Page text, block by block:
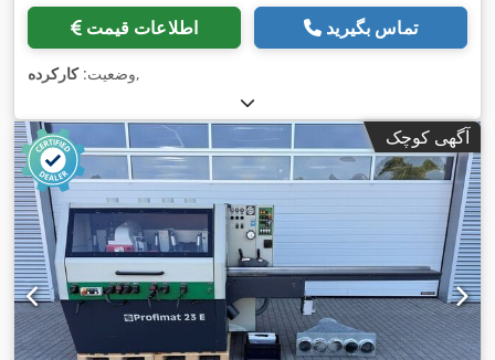
اطلاعات قیمت تماس بگیرید
وضعیت:کارکرده ,
آگهی کوچک